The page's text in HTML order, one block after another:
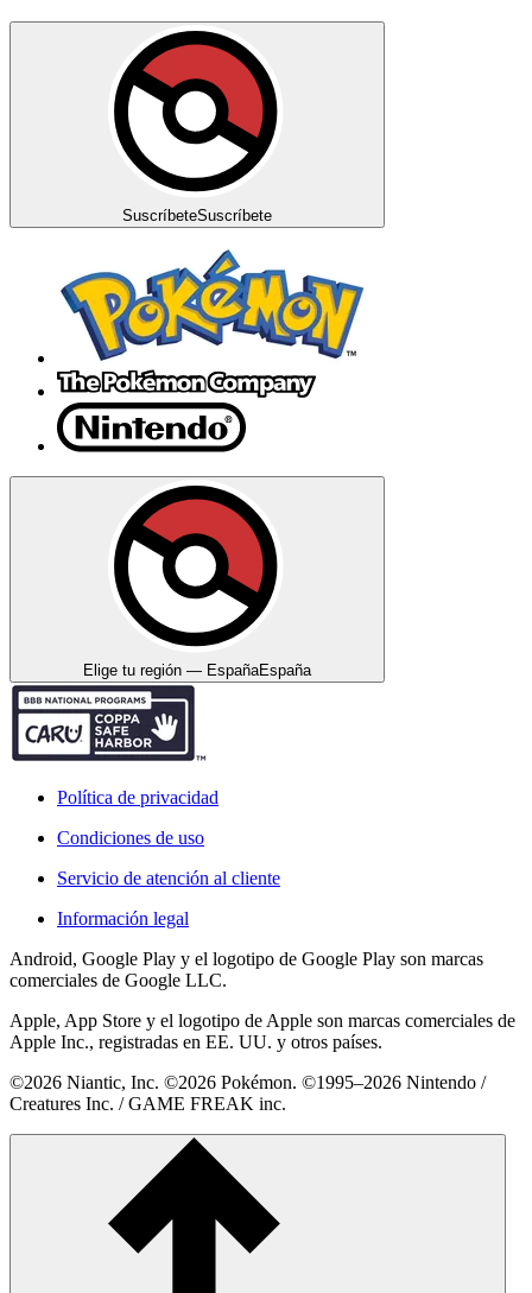
SuscríbeteSuscríbete
Elige tu región — EspañaEspaña
Política de privacidad
Condiciones de uso
Servicio de atención al cliente
Información legal
Android, Google Play y el logotipo de Google Play son marcas
comerciales de Google LLC.
Apple, App Store y el logotipo de Apple son marcas comerciales de
Apple Inc., registradas en EE. UU. y otros países.
©2026 Niantic, Inc. ©2026 Pokémon. ©1995–2026 Nintendo /
Creatures Inc. / GAME FREAK inc.